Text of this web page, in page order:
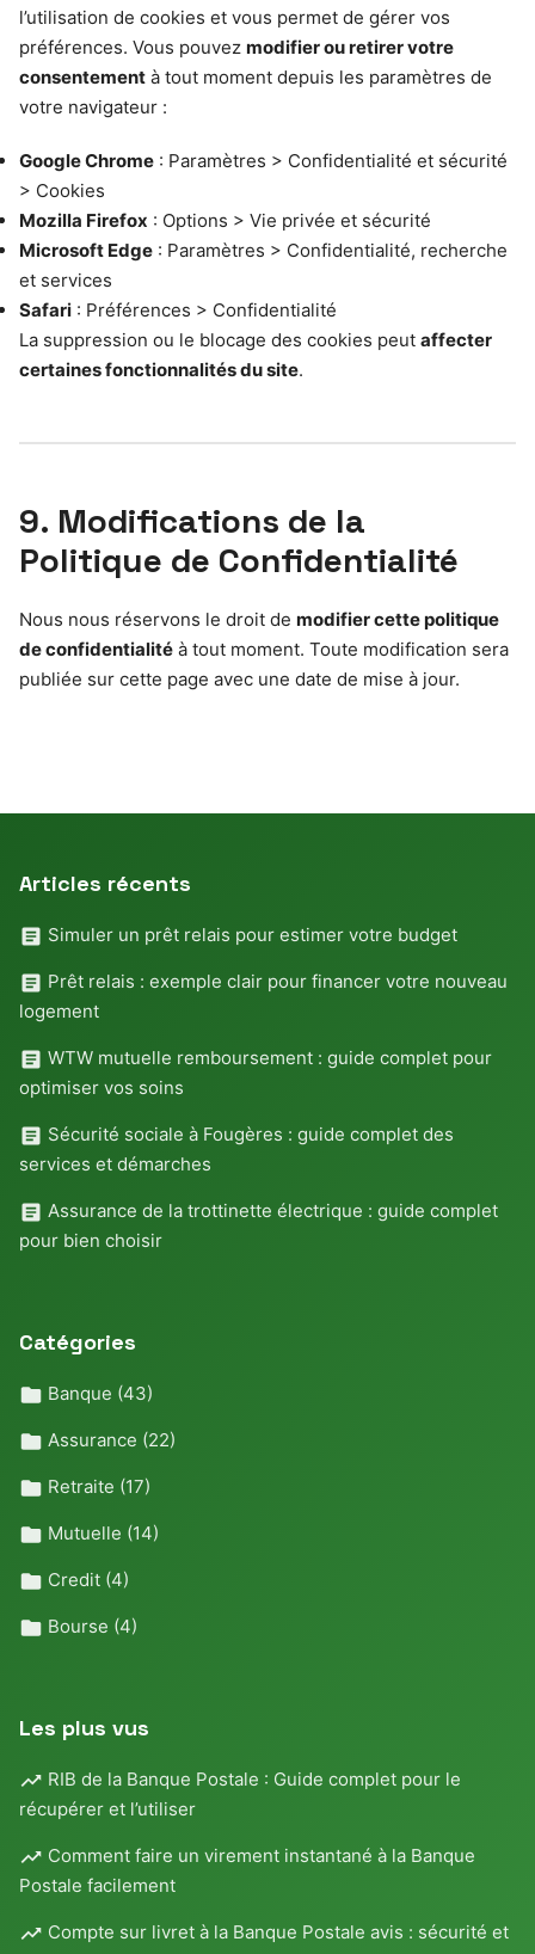
l’utilisation de cookies et vous permet de gérer vos
préférences. Vous pouvez modifier ou retirer votre
consentement à tout moment depuis les paramètres de
votre navigateur :
Google Chrome : Paramètres > Confidentialité et sécurité
> Cookies
Mozilla Firefox : Options > Vie privée et sécurité
Microsoft Edge : Paramètres > Confidentialité, recherche
et services
Safari : Préférences > Confidentialité
La suppression ou le blocage des cookies peut affecter
certaines fonctionnalités du site.
9. Modifications de la
Politique de Confidentialité
Nous nous réservons le droit de modifier cette politique
de confidentialité à tout moment. Toute modification sera
publiée sur cette page avec une date de mise à jour.
Articles récents
Simuler un prêt relais pour estimer votre budget
Prêt relais : exemple clair pour financer votre nouveau
logement
WTW mutuelle remboursement : guide complet pour
optimiser vos soins
Sécurité sociale à Fougères : guide complet des
services et démarches
Assurance de la trottinette électrique : guide complet
pour bien choisir
Catégories
Banque (43)
Assurance (22)
Retraite (17)
Mutuelle (14)
Credit (4)
Bourse (4)
Les plus vus
RIB de la Banque Postale : Guide complet pour le
récupérer et l’utiliser
Comment faire un virement instantané à la Banque
Postale facilement
Compte sur livret à la Banque Postale avis : sécurité et